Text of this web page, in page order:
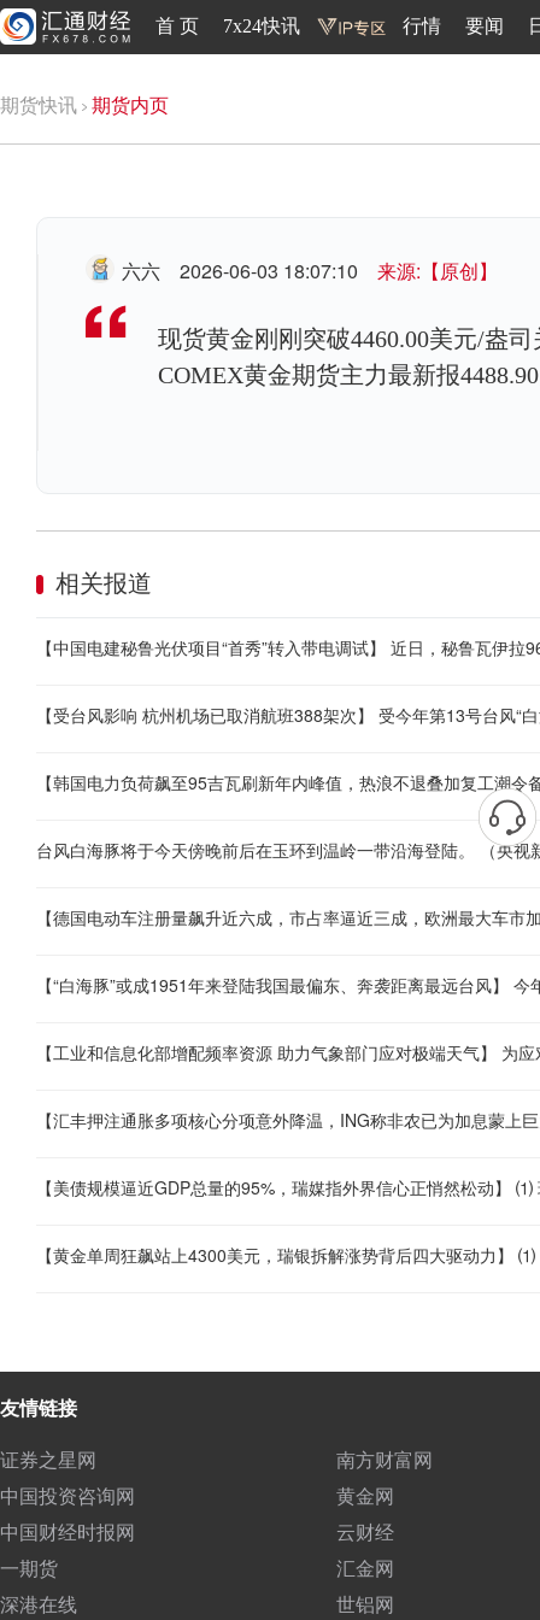
首 页 7x24快讯 行情 要闻
期货快讯 期货内页
六六 2026-06-03 18:07:10 来源:【原创】
现货黄金刚刚突破4460.00美元/盎
COMEX黄金期货主力最新报
相关报道
台风白海豚将于今天傍晚前后在玉环到温岭一带沿海登陆。 （央视
友情链接
证券之星网
南方财富网
中国投资咨询网
黄金网
中国财经时报网
云财经
一期货
汇金网
深港在线
世铝网